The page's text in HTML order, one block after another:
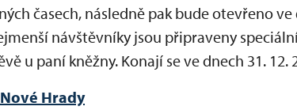
časech, následně pak bude otevřeno ve
návštěvníky jsou připraveny
u paní kněžny. Konají se ve dnech 31. 12.
Hrady